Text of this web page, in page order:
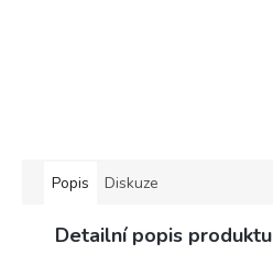
Popis Diskuze
Detailní popis produktu